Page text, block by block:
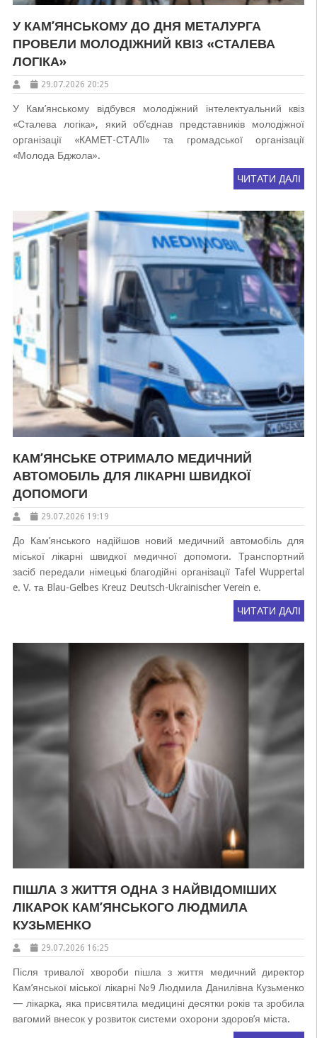
У КАМ’ЯНСЬКОМУ ДО ДНЯ МЕТАЛУРГА
ПРОВЕЛИ МОЛОДІЖНИЙ КВІЗ «СТАЛЕВА
ЛОГІКА»
29.07.2026 20:25
У Кам’янському відбувся молодіжний інтелектуальний квіз
«Сталева логіка», який об’єднав представників молодіжної
організації «КАМЕТ-СТАЛІ» та громадської організації
«Молода Бджола».
ЧИТАТИ ДАЛІ
КАМ’ЯНСЬКЕ ОТРИМАЛО МЕДИЧНИЙ
АВТОМОБІЛЬ ДЛЯ ЛІКАРНІ ШВИДКОЇ
ДОПОМОГИ
29.07.2026 19:19
До Кам’янського надійшов новий медичний автомобіль для
міської лікарні швидкої медичної допомоги. Транспортний
засіб передали німецькі благодійні організації Tafel Wuppertal
e. V. та Blau-Gelbes Kreuz Deutsch-Ukrainischer Verein e.
ЧИТАТИ ДАЛІ
ПІШЛА З ЖИТТЯ ОДНА З НАЙВІДОМІШИХ
ЛІКАРОК КАМ’ЯНСЬКОГО ЛЮДМИЛА
КУЗЬМЕНКО
29.07.2026 16:25
Після тривалої хвороби пішла з життя медичний директор
Кам’янської міської лікарні №9 Людмила Данилівна Кузьменко
— лікарка, яка присвятила медицині десятки років та зробила
вагомий внесок у розвиток системи охорони здоров’я міста.